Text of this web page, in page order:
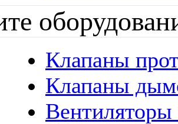
Клапаны
Клапаны